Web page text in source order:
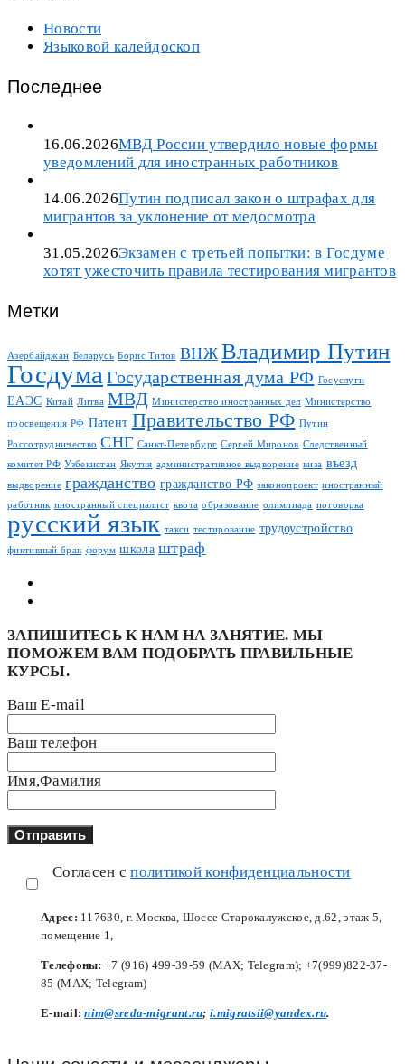
Новости
Языковой калейдоскоп
Последнее
16.06.2026МВД России утвердило новые формы
уведомлений для иностранных работников
14.06.2026Путин подписал закон о штрафах для
мигрантов за уклонение от медосмотра
31.05.2026Экзамен с третьей попытки: в Госдуме
хотят ужесточить правила тестирования мигрантов
Метки
Азербайджан Беларусь Борис Титов ВНЖ Владимир Путин
Госдума Государственная дума РФ Госуслуги
ЕАЭС Китай Литва МВД Министерство иностранных дел Министерство
просвещения РФ Патент Правительство РФ Путин
Россотрудничество СНГ Санкт-Петербург Сергей Миронов Следственный
комитет РФ Узбекистан Якутия административное выдворение виза въезд
выдворение гражданство гражданство РФ законопроект иностранный
работник иностранный специалист квота образование олимпиада поговорка
русский язык такси тестирование трудоустройство
фиктивный брак форум школа штраф
ЗАПИШИТЕСЬ К НАМ НА ЗАНЯТИЕ. МЫ
ПОМОЖЕМ ВАМ ПОДОБРАТЬ ПРАВИЛЬНЫЕ
КУРСЫ.
Ваш E-mail
Ваш телефон
Имя,Фамилия
Согласен сполитикой конфиденциальности
Адрес: 117630, г. Москва, Шоссе Старокалужское, д.62, этаж 5,
помещение 1,
Телефоны: +7 (916) 499-39-59 (MAX; Telegram); +7(999)822-37-
85 (MAX; Telegram)
Е-mail:nim@sreda-migrant.ru;i.migratsii@yandex.ru.